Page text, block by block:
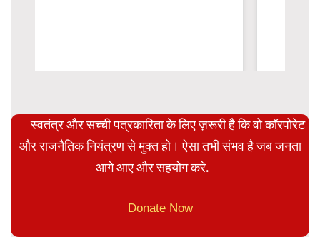
स्वतंत्र और सच्ची पत्रकारिता के लिए ज़रूरी है कि वो कॉरपोरेट
और राजनैतिक नियंत्रण से मुक्त हो। ऐसा तभी संभव है जब जनता
आगे आए और सहयोग करे.
Donate Now